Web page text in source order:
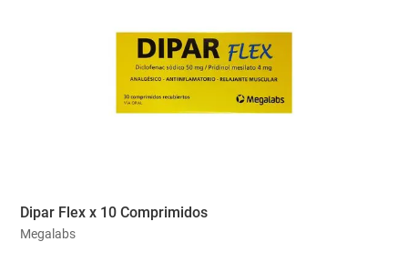
Dipar Flex x 10 Comprimidos
Megalabs